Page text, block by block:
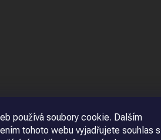
používá soubory cookie. Dalším
tohoto webu vyjadřujete souhlas s